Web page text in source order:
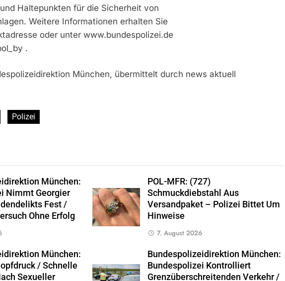
Haltepunkten für die Sicherheit von
Weitere Informationen erhalten Sie
oder unter www.bundespolizei.de
.
München, übermittelt durch news aktuell
Polizei
München:
Nimmt Georgier
Fest /
Ohne Erfolg
POL-MFR: (727)
Schmuckdiebstahl Aus
Versandpaket – Polizei Bittet Um
Hinweise
7. August 2026
München:
/ Schnelle
Sexueller
Bundespolizeidirektion München:
Bundespolizei Kontrolliert
Grenzüberschreitenden Verkehr /